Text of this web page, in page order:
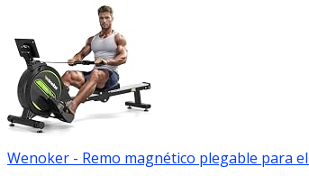
Wenoker - Remo magnético plegable para